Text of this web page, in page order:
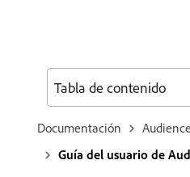
Documentación
Guía del usuario de
Tabla de contenido